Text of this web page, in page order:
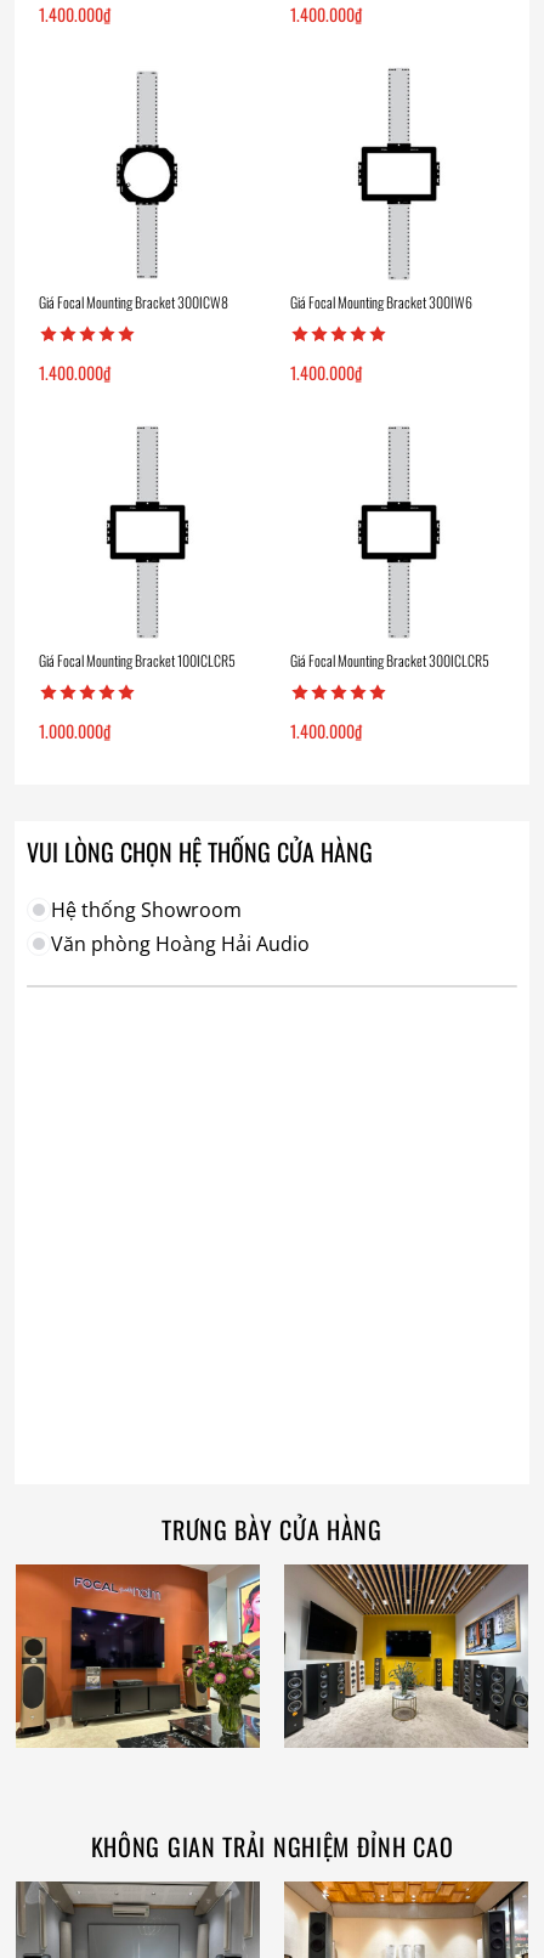
1.400.000₫ 1.400.000₫
Giá Focal Mounting Bracket 300ICW8
1.400.000₫
Giá Focal Mounting Bracket 300IW6
1.400.000₫
Giá Focal Mounting Bracket 100ICLCR5
1.000.000₫
Giá Focal Mounting Bracket 300ICLCR5
1.400.000₫
VUI LÒNG CHỌN HỆ THỐNG CỬA HÀNG
Hệ thống Showroom
Văn phòng Hoàng Hải Audio
TRƯNG BÀY CỬA HÀNG
KHÔNG GIAN TRẢI NGHIỆM ĐỈNH CAO